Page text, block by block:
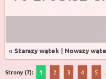
« Starszy wątek | Nowszy
Strony (7): 1 2 3 4 5